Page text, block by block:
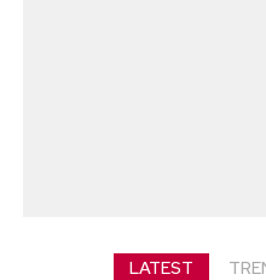
LATEST